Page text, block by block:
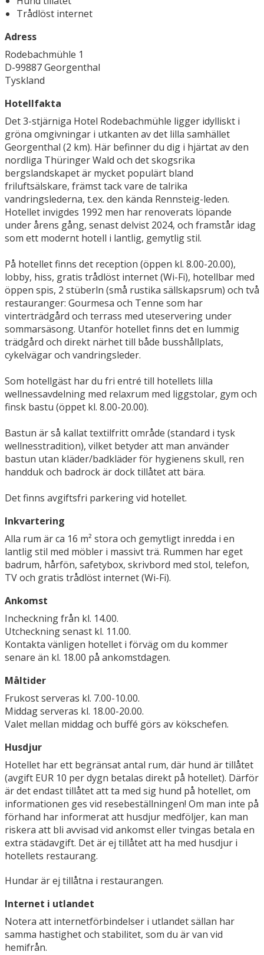
Trådlöst internet
Adress
Rodebachmühle 1
D-99887 Georgenthal
Tyskland
Hotellfakta
Det 3-stjärniga Hotel Rodebachmühle ligger idylliskt i
gröna omgivningar i utkanten av det lilla samhället
Georgenthal (2 km). Här befinner du dig i hjärtat av den
nordliga Thüringer Wald och det skogsrika
bergslandskapet är mycket populärt bland
friluftsälskare, främst tack vare de talrika
vandringslederna, t.ex. den kända Rennsteig-leden.
Hotellet invigdes 1992 men har renoverats löpande
under årens gång, senast delvist 2024, och framstår idag
som ett modernt hotell i lantlig, gemytlig stil.
På hotellet finns det reception (öppen kl. 8.00-20.00),
lobby, hiss, gratis trådlöst internet (Wi-Fi), hotellbar med
öppen spis, 2 stüberln (små rustika sällskapsrum) och två
restauranger: Gourmesa och Tenne som har
vinterträdgård och terrass med uteservering under
sommarsäsong. Utanför hotellet finns det en lummig
trädgård och direkt närhet till både busshållplats,
cykelvägar och vandringsleder.
Som hotellgäst har du fri entré till hotellets lilla
wellnessavdelning med relaxrum med liggstolar, gym och
finsk bastu (öppet kl. 8.00-20.00).
Bastun är så kallat textilfritt område (standard i tysk
wellnesstradition), vilket betyder att man använder
bastun utan kläder/badkläder för hygienens skull, ren
handduk och badrock är dock tillåtet att bära.
Det finns avgiftsfri parkering vid hotellet.
Inkvartering
Alla rum är ca 16 m² stora och gemytligt inredda i en
lantlig stil med möbler i massivt trä. Rummen har eget
badrum, hårfön, safetybox, skrivbord med stol, telefon,
TV och gratis trådlöst internet (Wi-Fi).
Ankomst
Incheckning från kl. 14.00.
Utcheckning senast kl. 11.00.
Kontakta vänligen hotellet i förväg om du kommer
senare än kl. 18.00 på ankomstdagen.
Måltider
Frukost serveras kl. 7.00-10.00.
Middag serveras kl. 18.00-20.00.
Valet mellan middag och buffé görs av kökschefen.
Husdjur
Hotellet har ett begränsat antal rum, där hund är tillåtet
(avgift EUR 10 per dygn betalas direkt på hotellet). Därför
är det endast tillåtet att ta med sig hund på hotellet, om
informationen ges vid resebeställningen! Om man inte på
förhand har informerat att husdjur medföljer, kan man
riskera att bli avvisad vid ankomst eller tvingas betala en
extra städavgift. Det är ej tillåtet att ha med husdjur i
hotellets restaurang.
Hundar är ej tillåtna i restaurangen.
Internet i utlandet
Notera att internetförbindelser i utlandet sällan har
samma hastighet och stabilitet, som du är van vid
hemifrån.